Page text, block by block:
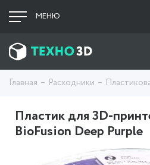
МЕНЮ
Главная Расходники
Пластик для 3D-
BioFusion Deep Purple